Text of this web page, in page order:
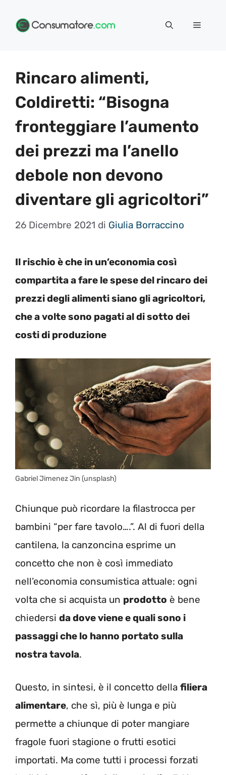
Menu
Rincaro alimenti,
Coldiretti: “Bisogna
fronteggiare l’aumento
dei prezzi ma l’anello
debole non devono
diventare gli agricoltori”
26 Dicembre 2021 di Giulia Borraccino
Il rischio è che in un’economia così
compartita a fare le spese del rincaro dei
prezzi degli alimenti siano gli agricoltori,
che a volte sono pagati al di sotto dei
costi di produzione
Gabriel Jimenez Jin (unsplash)
Chiunque può ricordare la filastrocca per
bambini “per fare tavolo….”. Al di fuori della
cantilena, la canzoncina esprime un
concetto che non è così immediato
nell’economia consumistica attuale: ogni
volta che si acquista un prodotto è bene
chiedersi da dove viene e quali sono i
passaggi che lo hanno portato sulla
nostra tavola.
Questo, in sintesi, è il concetto della filiera
alimentare, che sì, più è lunga e più
permette a chiunque di poter mangiare
fragole fuori stagione o frutti esotici
importati. Ma come tutti i processi forzati